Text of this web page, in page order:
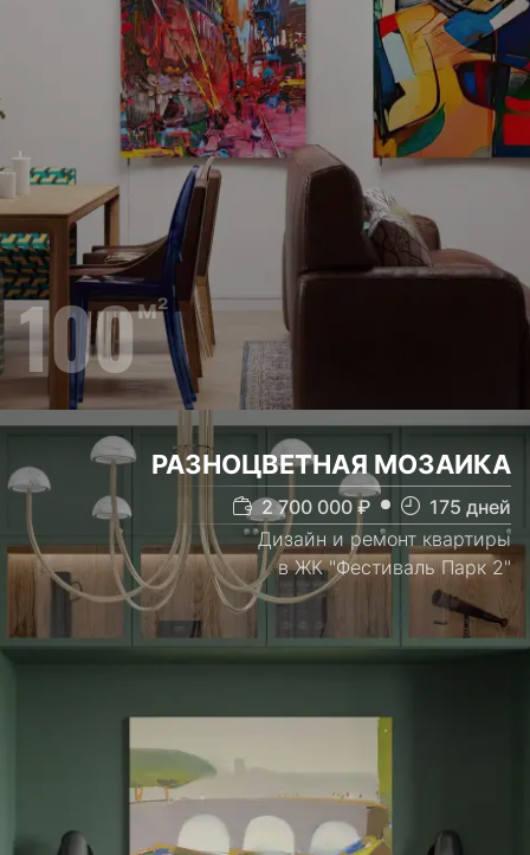
100м²
РАЗНОЦВЕТНАЯ МОЗАИКА
2 700 000 ₽ 175 дней
Дизайн и ремонт квартиры
в ЖК "Фестиваль Парк 2"